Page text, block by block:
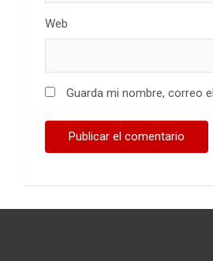
Web
Guarda mi nombre, correo